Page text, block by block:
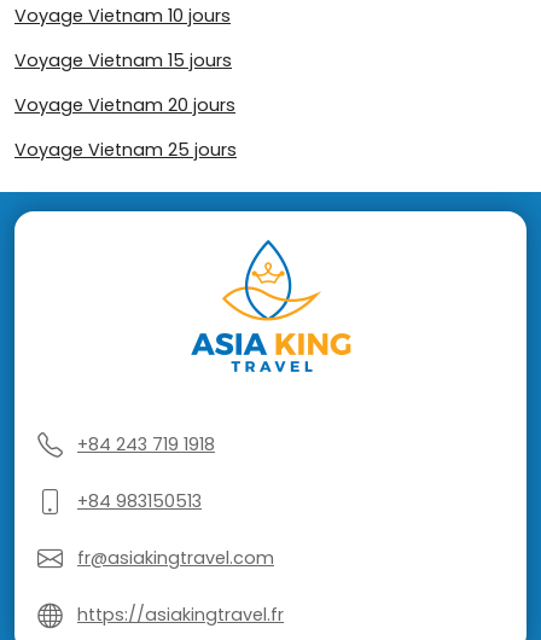
Voyage Vietnam 10 jours
Voyage Vietnam 15 jours
Voyage Vietnam 20 jours
Voyage Vietnam 25 jours
+84 243 719 1918
+84 983150513
fr@asiakingtravel.com
https://asiakingtravel.fr